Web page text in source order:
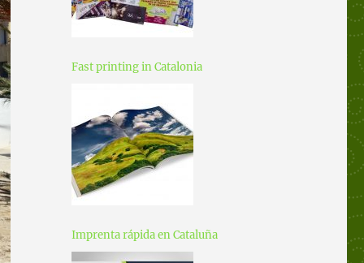
Fast printing in Catalonia
Imprenta rápida en Cataluña